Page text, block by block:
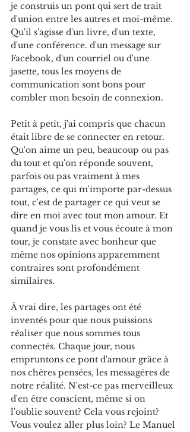
je construis un pont qui sert de trait
d'union entre les autres et moi-même.
Qu'il s'agisse d'un livre, d'un texte,
d'une conférence. d'un message sur
Facebook, d'un courriel ou d'une
jasette, tous les moyens de
communication sont bons pour
combler mon besoin de connexion.
Petit à petit, j'ai compris que chacun
était libre de se connecter en retour.
Qu'on aime un peu, beaucoup ou pas
du tout et qu'on réponde souvent,
parfois ou pas vraiment à mes
partages, ce qui m'importe par-dessus
tout, c'est de partager ce qui veut se
dire en moi avec tout mon amour. Et
quand je vous lis et vous écoute à mon
tour, je constate avec bonheur que
même nos opinions apparemment
contraires sont profondément
similaires.
À vrai dire, les partages ont été
inventés pour que nous puissions
réaliser que nous sommes tous
connectés. Chaque jour, nous
empruntons ce pont d'amour grâce à
nos chères pensées, les messagères de
notre réalité. N'est-ce pas merveilleux
d'en être conscient, même si on
l'oublie souvent? Cela vous rejoint?
Vous voulez aller plus loin? Le Manuel